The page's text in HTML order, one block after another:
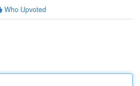
Who Upvoted